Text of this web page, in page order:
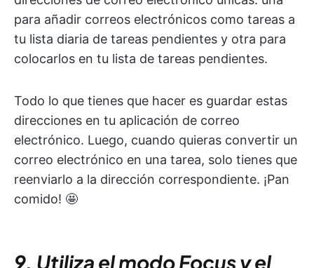
para añadir correos electrónicos como tareas a
tu lista diaria de tareas pendientes y otra para
colocarlos en tu lista de tareas pendientes.
Todo lo que tienes que hacer es guardar estas
direcciones en tu aplicación de correo
electrónico. Luego, cuando quieras convertir un
correo electrónico en una tarea, solo tienes que
reenviarlo a la dirección correspondiente. ¡Pan
comido! 🤩
9. Utiliza el modo Focus y el